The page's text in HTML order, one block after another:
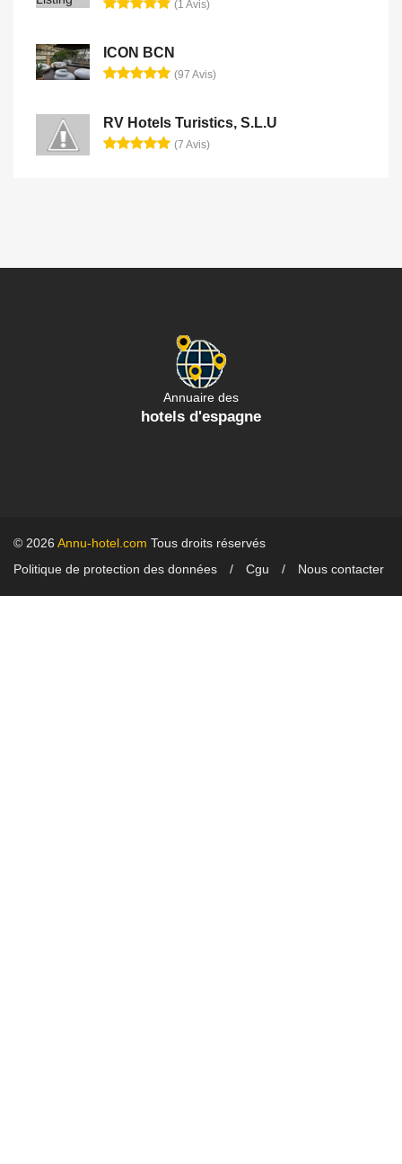
(1 Avis)
ICON BCN
(97 Avis)
RV Hotels Turistics, S.L.U
(7 Avis)
Annuaire des
hotels d'espagne
© 2026 Annu-hotel.com Tous droits réservés
Politique de protection des données
Cgu Nous contacter